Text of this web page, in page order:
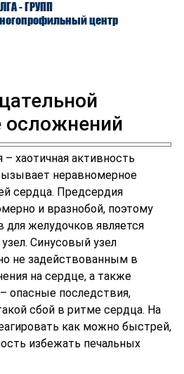
- ГРУПП
центр
ВРАЧИ
осложнений
хаотичная активность
неравномерное
сердца. Предсердия
и вразнобой, поэтому
для желудочков является
Синусовый узел
не задействованным в
на сердце, а также
опасные последствия,
сбой в ритме сердца. На
как можно быстрей,
избежать печальных